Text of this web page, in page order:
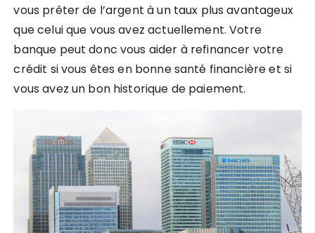
vous prêter de l’argent à un taux plus avantageux
que celui que vous avez actuellement. Votre
banque peut donc vous aider à refinancer votre
crédit si vous êtes en bonne santé financière et si
vous avez un bon historique de paiement.